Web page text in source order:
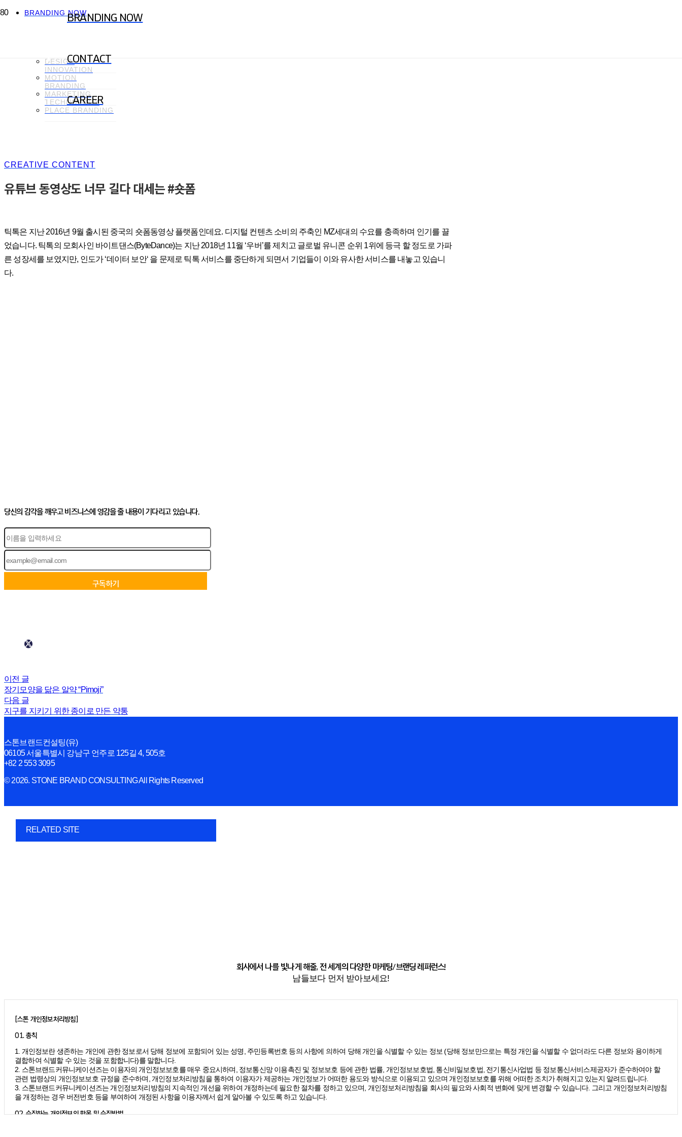
BRANDING NOW
CONTACT
CAREER
BRANDING NOW
COMMUNICATION
DESIGN
INNOVATION
MOTION
BRANDING
MARKETING
TECHNOLOGY
PLACE BRANDING
CREATIVE CONTENT
유튜브 동영상도 너무 길다 대세는 #숏폼
틱톡은 지난 2016년 9월 출시된 중국의 숏폼동영상 플랫폼인데요. 디지털 컨텐츠 소비의 주축인 MZ세대의 수요를 충족하며 인기를 끌
었습니다. 틱톡의 모회사인 바이트댄스(ByteDance)는 지난 2018년 11월 ‘우버’를 제치고 글로벌 유니콘 순위 1위에 등극 할 정도로 가파
른 성장세를 보였지만, 인도가 ‘데이터 보안‘ 을 문제로 틱톡 서비스를 중단하게 되면서 기업들이 이와 유사한 서비스를 내놓고 있습니
다.
당신의 감각을 깨우고 비즈니스에 영감을 줄 내용이 기다리고 있습니다.
이전 글
장기모양을 닮은 알약 “Pimoji”
다음 글
지구를 지키기 위한 종이로 만든 약통
스톤브랜드컨설팅(유)
06105 서울특별시 강남구 언주로 125길 4, 505호
+82 2 553 3095
© 2026. STONE BRAND CONSULTING All Rights Reserved
RELATED SITE
회사에서 나를 빛나게 해줄, 전 세계의 다양한 마케팅/브랜딩 레퍼런스!
남들보다 먼저 받아보세요!
[스톤 개인정보처리방침]
01. 총칙
1. 개인정보란 생존하는 개인에 관한 정보로서 당해 정보에 포함되어 있는 성명, 주민등록번호 등의 사항에 의하여 당해 개인을 식별할 수 있는 정보 (당해 정보만으로는 특정 개인을 식별할 수 없더라도 다른 정보와 용이하게
결합하여 식별할 수 있는 것을 포함합니다)를 말합니다.
2. 스톤브랜드커뮤니케이션즈는 이용자의 개인정보보호를 매우 중요시하며, 정보통신망 이용촉진 및 정보보호 등에 관한 법률, 개인정보보호법, 통신비밀보호법, 전기통신사업법 등 정보통신서비스제공자가 준수하여야 할
관련 법령상의 개인정보보호 규정을 준수하며, 개인정보처리방침을 통하여 이용자가 제공하는 개인정보가 어떠한 용도와 방식으로 이용되고 있으며 개인정보보호를 위해 어떠한 조치가 취해지고 있는지 알려드립니다.
3. 스톤브랜드커뮤니케이션즈는 개인정보처리방침의 지속적인 개선을 위하여 개정하는데 필요한 절차를 정하고 있으며, 개인정보처리방침을 회사의 필요와 사회적 변화에 맞게 변경할 수 있습니다. 그리고 개인정보처리방침
을 개정하는 경우 버전번호 등을 부여하여 개정된 사항을 이용자께서 쉽게 알아볼 수 있도록 하고 있습니다.
02. 수집하는 개인정보의 항목 및 수집방법